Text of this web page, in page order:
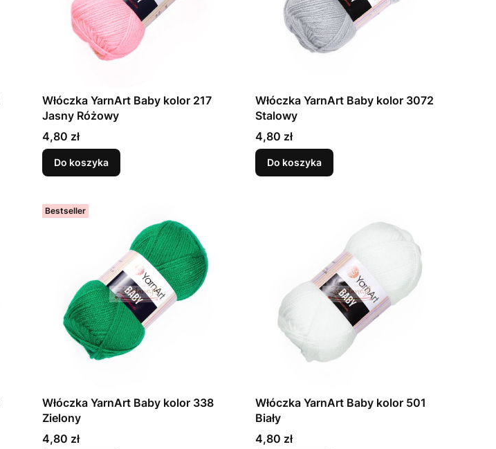
Włóczka YarnArt Baby kolor 217
Jasny Różowy
Cena
4,80 zł
Do koszyka
Włóczka YarnArt Baby kolor 3072
Stalowy
Cena
4,80 zł
Do koszyka
Bestseller
Włóczka YarnArt Baby kolor 338
Zielony
Cena
4,80 zł
Włóczka YarnArt Baby kolor 501
Biały
Cena
4,80 zł